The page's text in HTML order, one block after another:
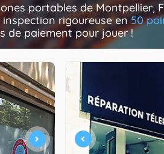
portables de Montpellier,
rigoureuse en 50
de paiement pour jouer !